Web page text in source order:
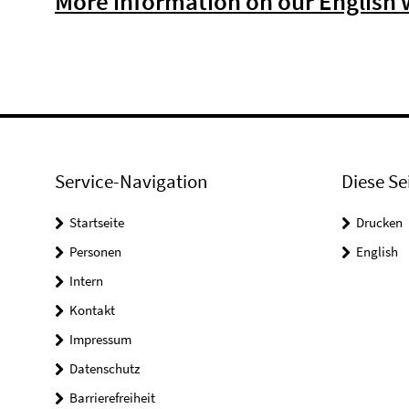
Service-Navigation
Startseite
Personen
Intern
Kontakt
Impressum
Datenschutz
Barrierefreiheit
Diese
Drucken
English